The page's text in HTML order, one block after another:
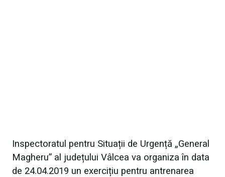
Inspectoratul pentru Situații de Urgență „General
Magheru” al județului Vâlcea va organiza în data
de 24.04.2019 un exercițiu pentru antrenarea